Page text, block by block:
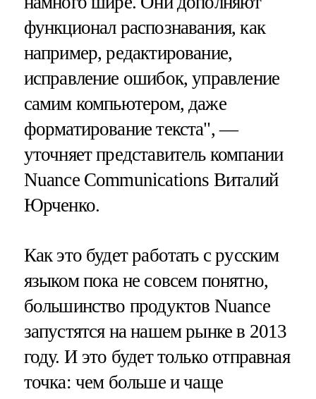
функционал распознавания, как
например, редактирование,
исправление ошибок, управление
самим компьютером, даже
форматирование текста", —
уточняет представитель компании
Nuance Communications Виталий
Юрченко.
Как это будет работать с русским
языком пока не совсем понятно,
большинство продуктов Nuance
запустятся на нашем рынке в 2013
году. И это будет только отправная
точка: чем больше и чаще